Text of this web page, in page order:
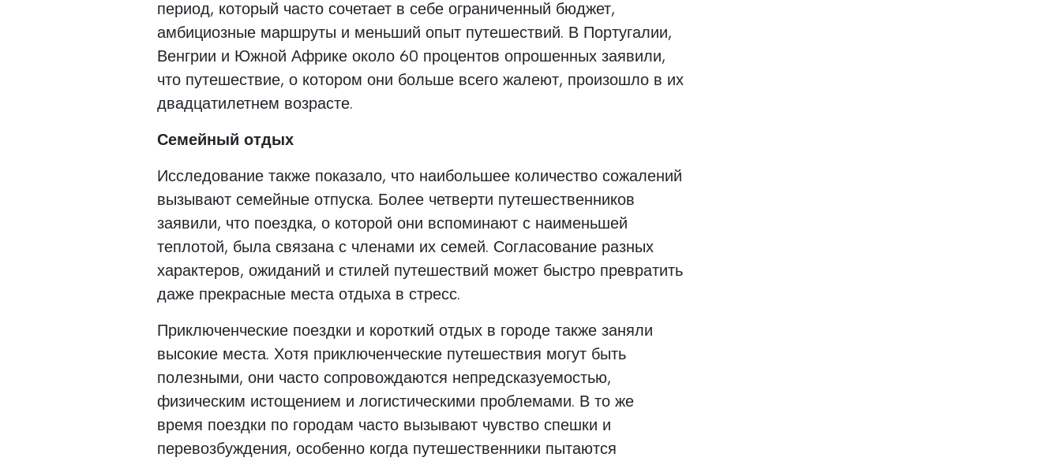
период, который часто сочетает в себе ограниченный бюджет,
амбициозные маршруты и меньший опыт путешествий. В Португалии,
Венгрии и Южной Африке около 60 процентов опрошенных заявили,
что путешествие, о котором они больше всего жалеют, произошло в их
двадцатилетнем возрасте.
Семейный отдых
Исследование также показало, что наибольшее количество сожалений
вызывают семейные отпуска. Более четверти путешественников
заявили, что поездка, о которой они вспоминают с наименьшей
теплотой, была связана с членами их семей. Согласование разных
характеров, ожиданий и стилей путешествий может быстро превратить
даже прекрасные места отдыха в стресс.
Приключенческие поездки и короткий отдых в городе также заняли
высокие места. Хотя приключенческие путешествия могут быть
полезными, они часто сопровождаются непредсказуемостью,
физическим истощением и логистическими проблемами. В то же
время поездки по городам часто вызывают чувство спешки и
перевозбуждения, особенно когда путешественники пытаются